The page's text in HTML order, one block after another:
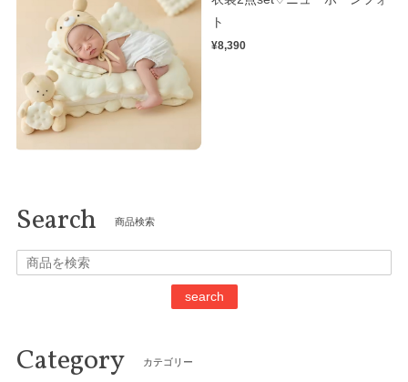
ト
¥8,390
Search 商品検索
search
Category カテゴリー